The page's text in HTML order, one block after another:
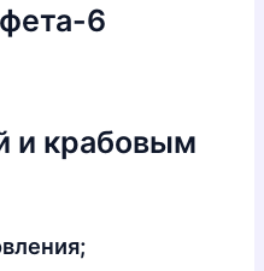
6
и крабовым